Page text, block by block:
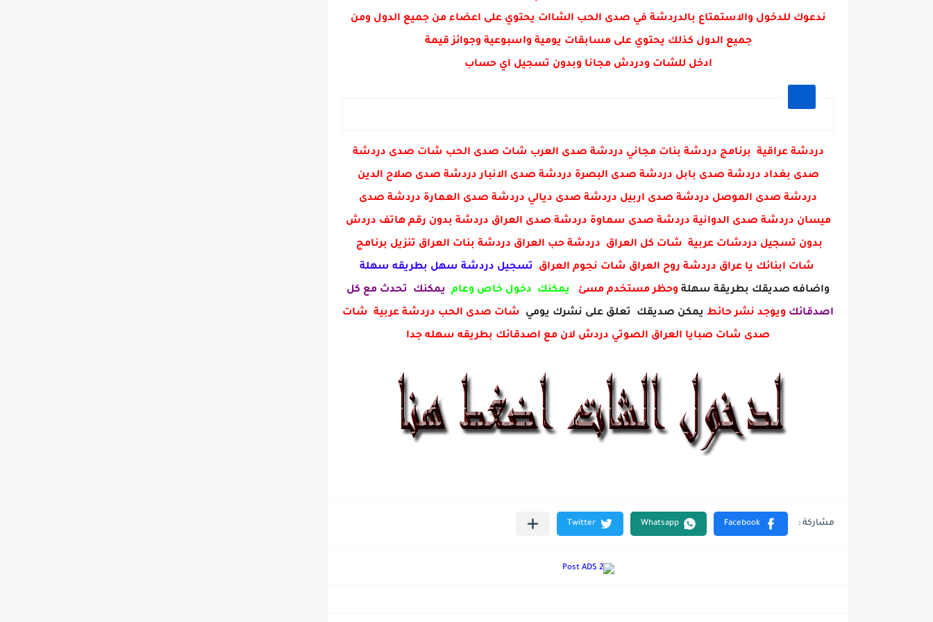
عبارات وحكم اجمل ماقيل عن الحكم
ندعوك للدخول والاستمتاع بالدردشة في صدى الحب الشاات يحتوي على اعضاء من جميع الدول ومن
جميع الدول كذلك يحتوي على مسابقات يومية واسبوعية وجوائز قيمة
ادخل للشات ودردش مجانا وبدون تسجيل اي حساب
دردشة عراقية برنامج دردشة بنات مجاني دردشة صدى العرب شات صدى الحب شات صدى دردشة
صدى بغداد دردشة صدى بابل دردشة صدى البصرة دردشة صدى الانبار دردشة صدى صلاح الدين
دردشة صدى الموصل دردشة صدى اربيل دردشة صدى ديالي دردشة صدى العمارة دردشة صدى
ميسان دردشة صدى الدوانية دردشة صدى سماوة دردشة صدى العراق دردشة بدون رقم هاتف دردش
بدون تسجيل دردشات عربية شات كل العراق دردشة حب العراق دردشة بنات العراق تنزيل برنامج
شات ابنائك يا عراق دردشة روح العراق شات نجوم العراق تسجيل دردشة سهل بطريقه سهلة
واضافه صديقك بطريقة سهلة وحظر مستخدم مسئ يمكنك دخول خاص وعام يمكنك تحدث مع كل
اصدقائك ويوجد نشر حائط يمكن صديقك تعلق على نشرك يومي شات صدى الحب دردشة عربية شات
صدى شات صبايا العراق الصوتي دردش لان مع اصدقائك بطريقه سهله جدا